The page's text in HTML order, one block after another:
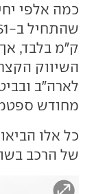
כמה אלפי
ק"מ בלבד,
השיווק
לארה"ב
מחודש
כל אלו
של הרכב בשוק